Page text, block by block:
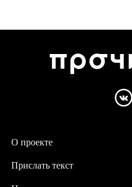
О проекте
Прислать текст